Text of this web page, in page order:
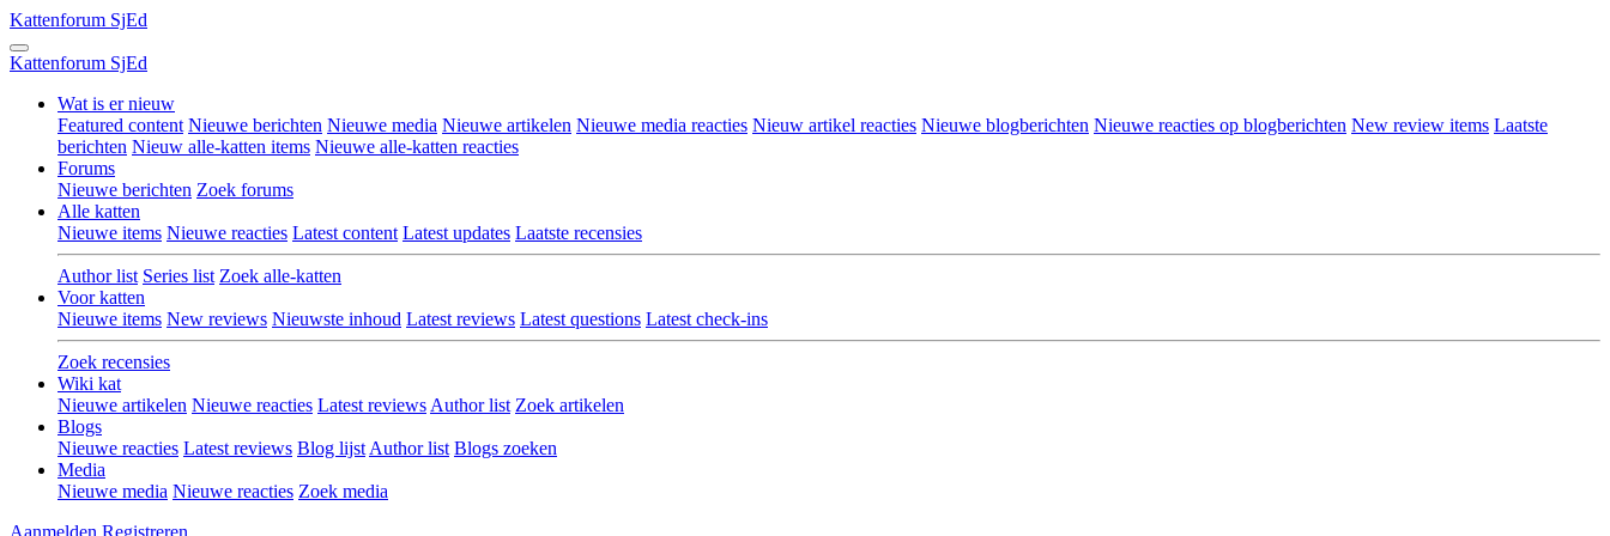
Kattenforum SjEd
Kattenforum SjEd
Wat is er nieuw
Featured content Nieuwe berichten Nieuwe media Nieuwe artikelen Nieuwe media reacties Nieuw artikel reacties Nieuwe blogberichten Nieuwe reacties op blogberichten New review items Laatste
berichten Nieuw alle-katten items Nieuwe alle-katten reacties
Forums
Nieuwe berichten Zoek forums
Alle katten
Nieuwe items Nieuwe reacties Latest content Latest updates Laatste recensies
Author list Series list Zoek alle-katten
Voor katten
Nieuwe items New reviews Nieuwste inhoud Latest reviews Latest questions Latest check-ins
Zoek recensies
Wiki kat
Nieuwe artikelen Nieuwe reacties Latest reviews Author list Zoek artikelen
Blogs
Nieuwe reacties Latest reviews Blog lijst Author list Blogs zoeken
Media
Nieuwe media Nieuwe reacties Zoek media
Aanmelden Registreren